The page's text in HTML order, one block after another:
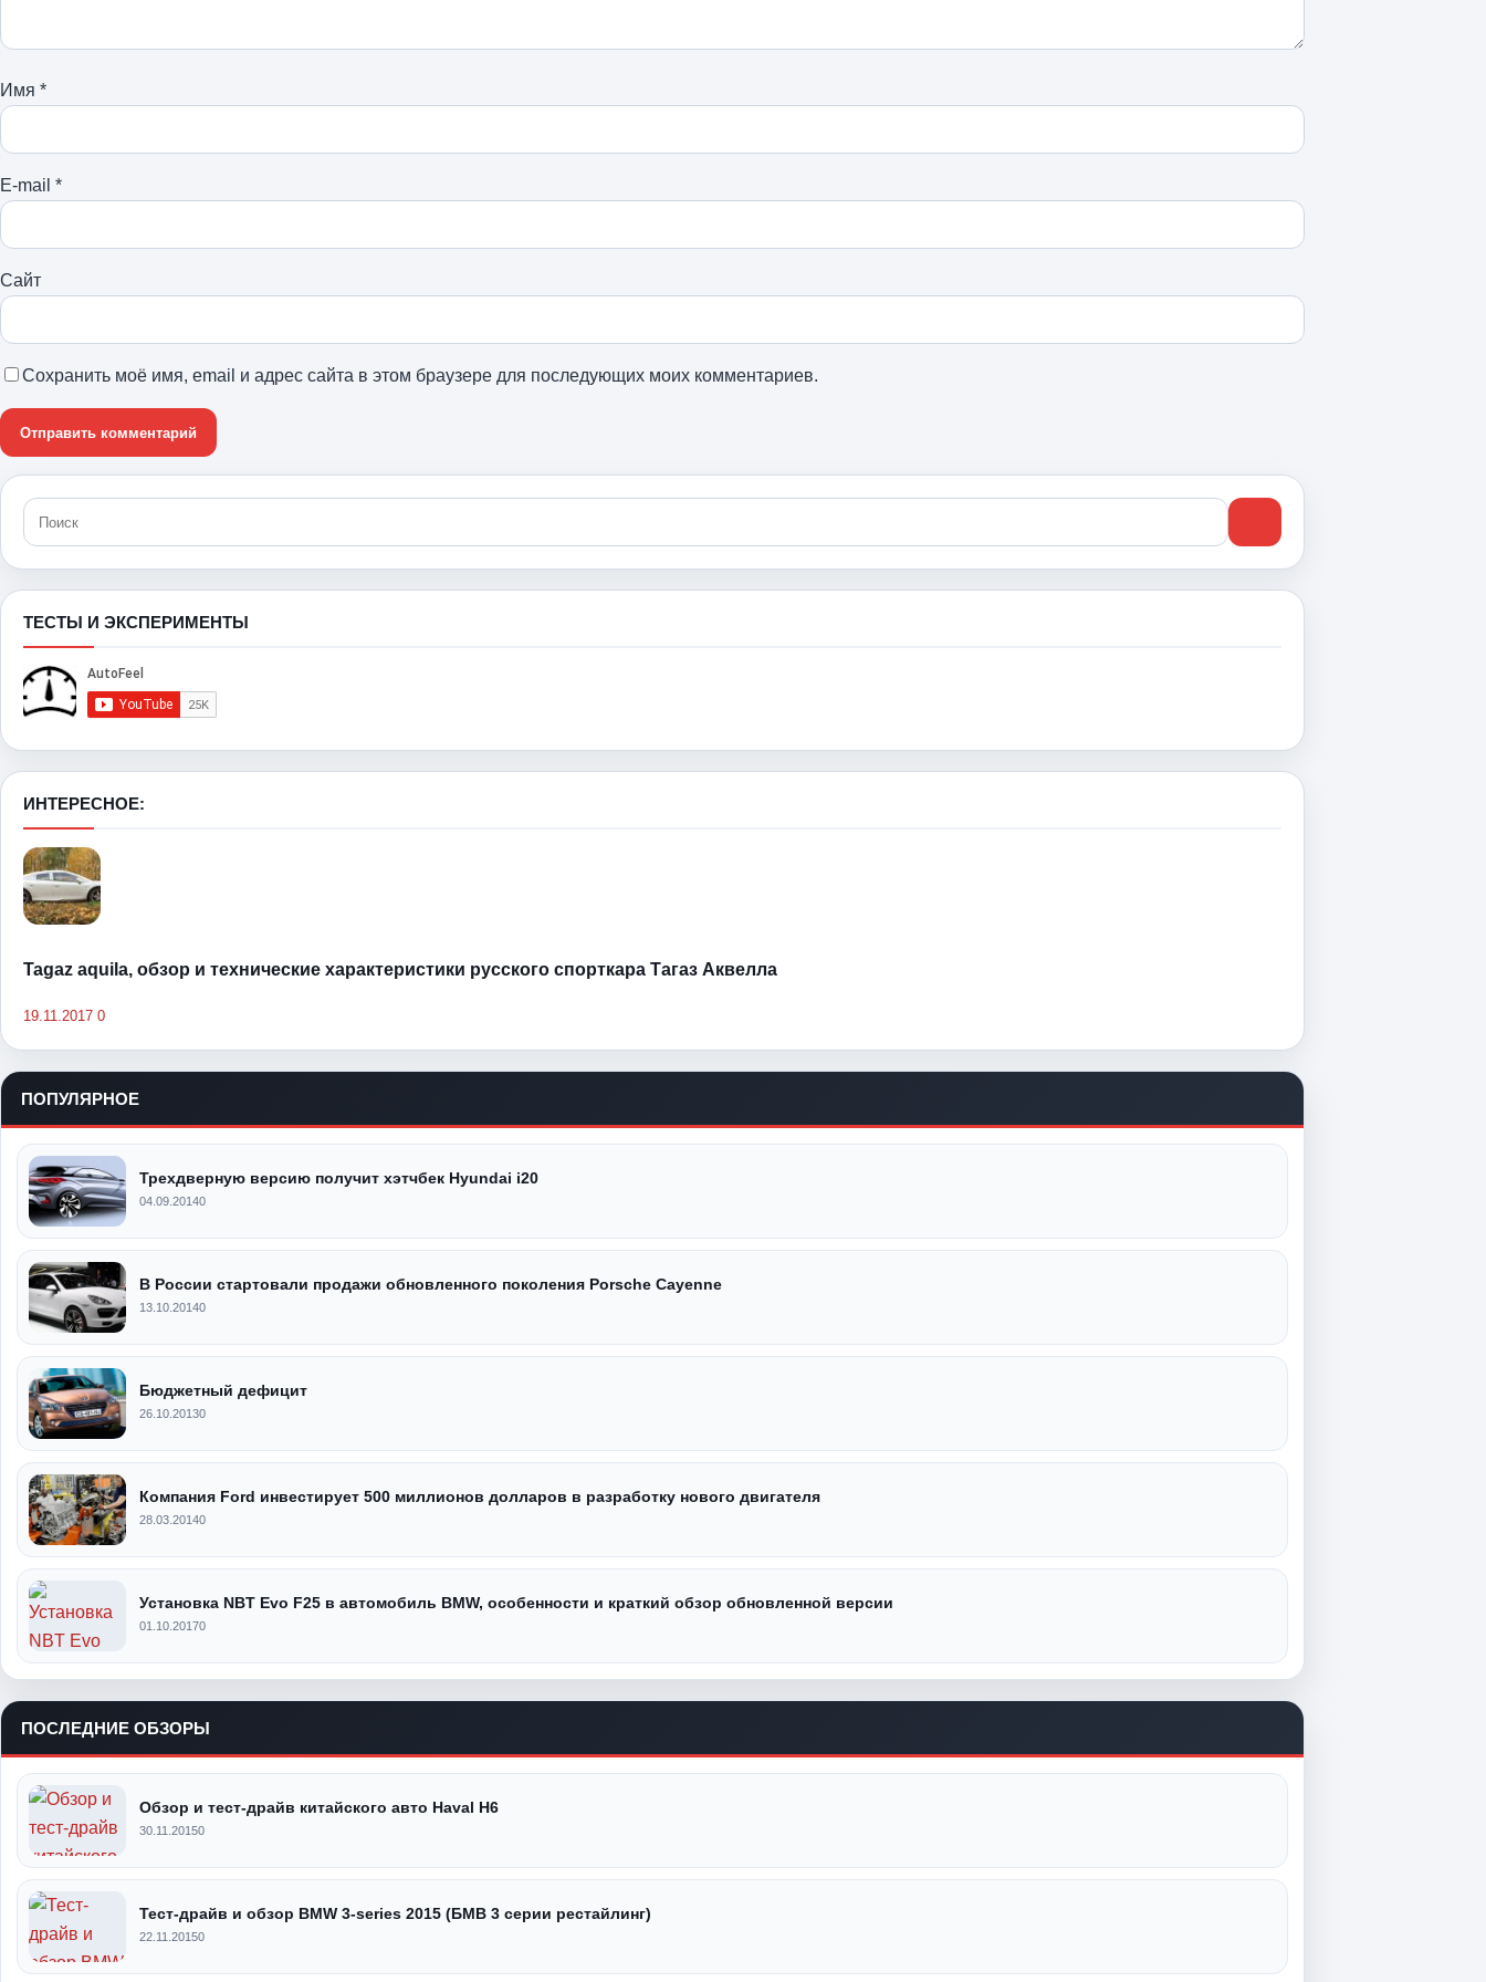
Имя *
E-mail *
Сайт
Сохранить моё имя, email и адрес сайта в этом браузере для последующих моих комментариев.
ТЕСТЫ И ЭКСПЕРИМЕНТЫ
ИНТЕРЕСНОЕ:
Tagaz aquila, обзор и технические характеристики русского спорткара Тагаз Аквелла
19.11.2017 0
ПОПУЛЯРНОЕ
Трехдверную версию получит хэтчбек Hyundai i20
04.09.20140
В России стартовали продажи обновленного поколения Porsche Cayenne
13.10.20140
Бюджетный дефицит
26.10.20130
Компания Ford инвестирует 500 миллионов долларов в разработку нового двигателя
28.03.20140
Установка NBT Evo F25 в автомобиль BMW, особенности и краткий обзор обновленной версии
01.10.20170
ПОСЛЕДНИЕ ОБЗОРЫ
Обзор и тест-драйв китайского авто Haval H6
30.11.20150
Тест-драйв и обзор BMW 3-series 2015 (БМВ 3 серии рестайлинг)
22.11.20150